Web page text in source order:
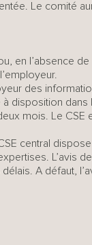
Le comité
en l’absence de
des
disposition dans
mois. Le CSE
central
L’avis de
A défaut,